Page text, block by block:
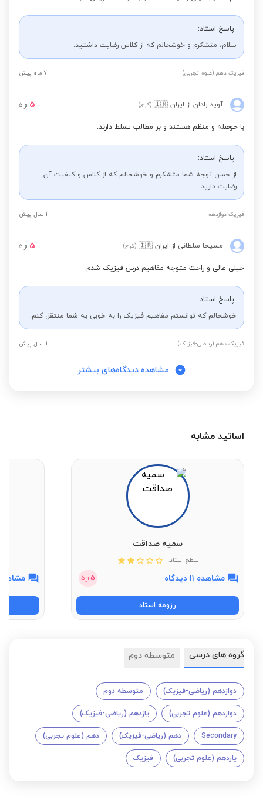
پاسخ استاد:
سلام، متشکرم و خوشحالم که از کلاس رضایت داشتید.
فیزیک دهم (علوم تجربی) 7 ماه پیش
آوید رادان از ایران 🇮🇷 (کرج) 5 از 5
با حوصله و منظم هستند و بر مطالب تسلط دارند.
پاسخ استاد:
از حسن توجه شما متشکرم و خوشحالم که از کلاس و کیفیت آن
رضایت دارید.
فیزیک دوازدهم 1 سال پیش
مسیحا سلطانی از ایران 🇮🇷 (کرج) 5 از 5
خیلی عالی و راحت متوجه مفاهیم درس فیزیک شدم
پاسخ استاد:
خوشحالم که توانستم مفاهیم فیزیک را به خوبی به شما منتقل کنم.
فیزیک دهم (ریاضی-فیزیک) 1 سال پیش
مشاهده دیدگاه‌های بیشتر
اساتید مشابه
سمیه صداقت
سطح استاد:
مشاهده 11 دیدگاه 5 از 5
رزومه استاد
مشاهده 16
گروه های درسی متوسطه دوم
دوازدهم (ریاضی-فیزیک) متوسطه دوم
دوازدهم (علوم تجربی) یازدهم (ریاضی-فیزیک)
Secondary دهم (ریاضی-فیزیک) دهم (علوم تجربی)
یازدهم (علوم تجربی) فیزیک